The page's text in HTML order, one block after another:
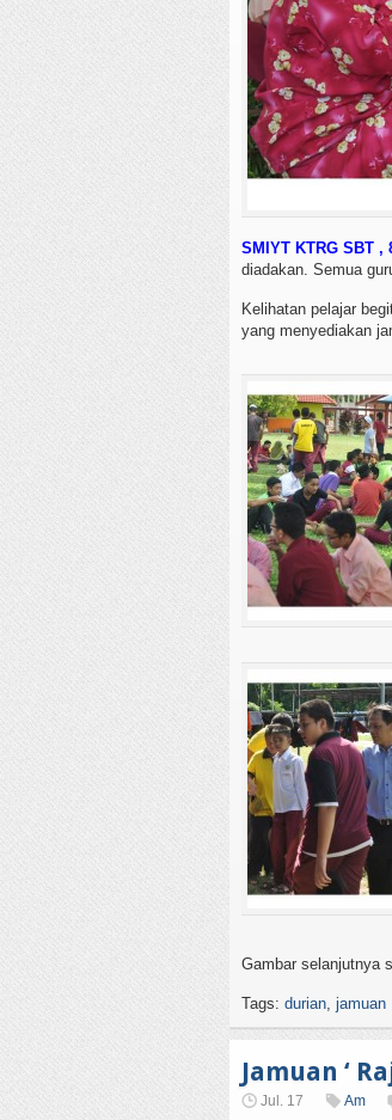
SMIYT KTRG SBT ,
diadakan. Semua
Kelihatan pelajar
yang menyediakan
Gambar selanjutnya
Tags: durian jamuan
Jamuan ‘
Jul. 17 Am